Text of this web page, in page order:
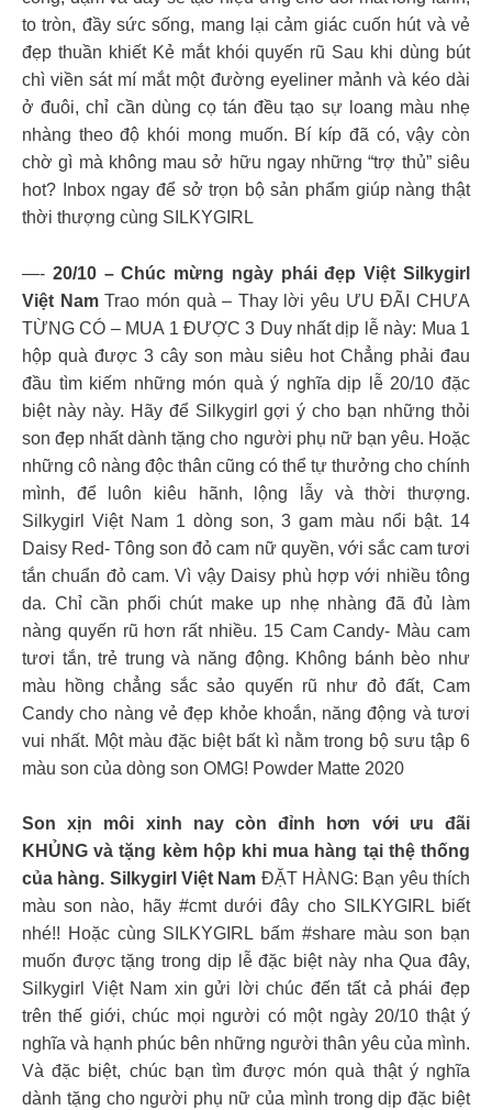
to tròn, đầy sức sống, mang lại cảm giác cuốn hút và vẻ
đẹp thuần khiết Kẻ mắt khói quyến rũ Sau khi dùng bút
chì viền sát mí mắt một đường eyeliner mảnh và kéo dài
ở đuôi, chỉ cần dùng cọ tán đều tạo sự loang màu nhẹ
nhàng theo độ khói mong muốn. Bí kíp đã có, vậy còn
chờ gì mà không mau sở hữu ngay những “trợ thủ” siêu
hot? Inbox ngay để sở trọn bộ sản phẩm giúp nàng thật
thời thượng cùng SILKYGIRL
—- 20/10 – Chúc mừng ngày phái đẹp Việt Silkygirl
Việt NamTrao món quà – Thay lời yêu ƯU ĐÃI CHƯA
TỪNG CÓ – MUA 1 ĐƯỢC 3 Duy nhất dịp lễ này: Mua 1
hộp quà được 3 cây son màu siêu hot Chẳng phải đau
đầu tìm kiếm những món quà ý nghĩa dịp lễ 20/10 đặc
biệt này này. Hãy để Silkygirl gợi ý cho bạn những thỏi
son đẹp nhất dành tặng cho người phụ nữ bạn yêu. Hoặc
những cô nàng độc thân cũng có thể tự thưởng cho chính
mình, để luôn kiêu hãnh, lộng lẫy và thời thượng.
Silkygirl Việt Nam 1 dòng son, 3 gam màu nổi bật. 14
Daisy Red- Tông son đỏ cam nữ quyền, với sắc cam tươi
tắn chuẩn đỏ cam. Vì vậy Daisy phù hợp với nhiều tông
da. Chỉ cần phối chút make up nhẹ nhàng đã đủ làm
nàng quyến rũ hơn rất nhiều. 15 Cam Candy- Màu cam
tươi tắn, trẻ trung và năng động. Không bánh bèo như
màu hồng chẳng sắc sảo quyến rũ như đỏ đất, Cam
Candy cho nàng vẻ đẹp khỏe khoắn, năng động và tươi
vui nhất. Một màu đặc biệt bất kì nằm trong bộ sưu tập 6
màu son của dòng son OMG! Powder Matte 2020
Son xịn môi xinh nay còn đỉnh hơn với ưu đãi
KHỦNG và tặng kèm hộp khi mua hàng tại thệ thống
của hàng. Silkygirl Việt Nam ĐẶT HÀNG: Bạn yêu thích
màu son nào, hãy #cmt dưới đây cho SILKYGIRL biết
nhé!! Hoặc cùng SILKYGIRL bấm #share màu son bạn
muốn được tặng trong dịp lễ đặc biệt này nha Qua đây,
Silkygirl Việt Nam xin gửi lời chúc đến tất cả phái đẹp
trên thế giới, chúc mọi người có một ngày 20/10 thật ý
nghĩa và hạnh phúc bên những người thân yêu của mình.
Và đặc biệt, chúc bạn tìm được món quà thật ý nghĩa
dành tặng cho người phụ nữ của mình trong dịp đặc biệt